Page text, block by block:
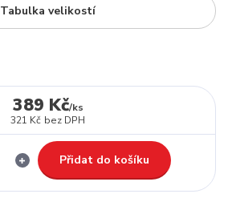
Tabulka velikostí
389 Kč/ks
321 Kč bez DPH
Přidat do košíku